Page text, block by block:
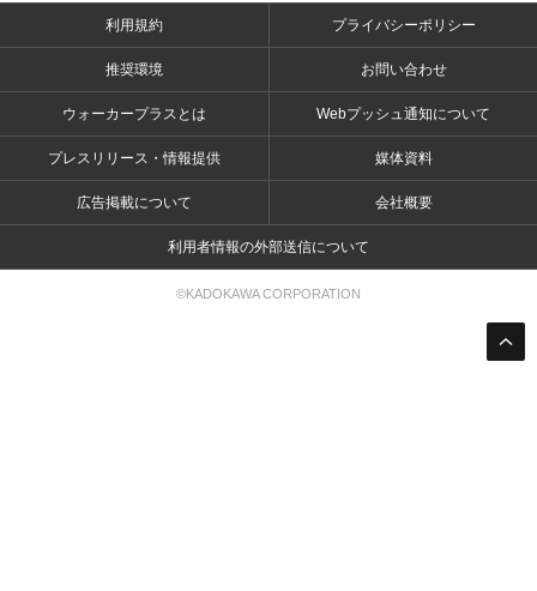
利用規約 プライバシーポリシー
推奨環境 お問い合わせ
ウォーカープラスとは Webプッシュ通知について
プレスリリース・情報提供 媒体資料
広告掲載について 会社概要
利用者情報の外部送信について
©KADOKAWA CORPORATION